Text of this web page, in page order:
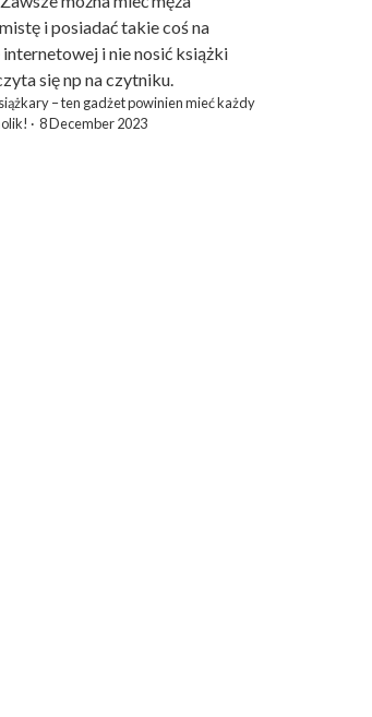
i posiadać takie coś na
i nie nosić książki
się np na czytniku.
– ten gadżet powinien mieć każdy
· 8 December 2023